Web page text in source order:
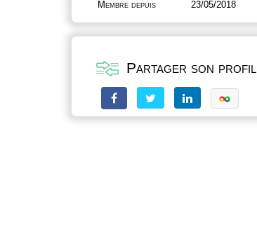
Membre depuis 23/05/2018
Partager son profil